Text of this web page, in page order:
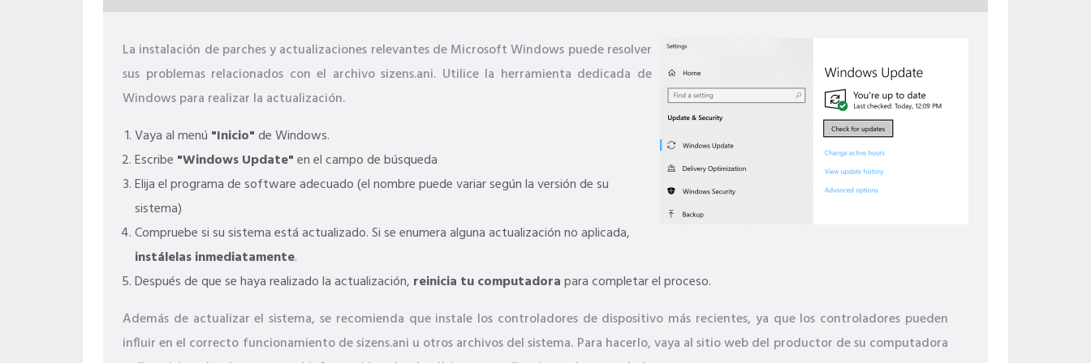
La instalación de parches y actualizaciones relevantes de Microsoft Windows puede resolver
sus problemas relacionados con el archivo sizens.ani. Utilice la herramienta dedicada de
Windows para realizar la actualización.
Vaya al menú "Inicio"de Windows.
Escribe "Windows Update"en el campo de búsqueda
Elija el programa de software adecuado (el nombre puede variar según la versión de su
sistema)
Compruebe si su sistema está actualizado. Si se enumera alguna actualización no aplicada,
instálelas inmediatamente.
Después de que se haya realizado la actualización, reinicia tu computadorapara completar el proceso.
Además de actualizar el sistema, se recomienda que instale los controladores de dispositivo más recientes, ya que los controladores pueden
influir en el correcto funcionamiento de sizens.ani u otros archivos del sistema. Para hacerlo, vaya al sitio web del productor de su computadora